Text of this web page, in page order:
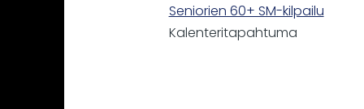
Seniorien 60+ SM-kilpailu
Kalenteritapahtuma